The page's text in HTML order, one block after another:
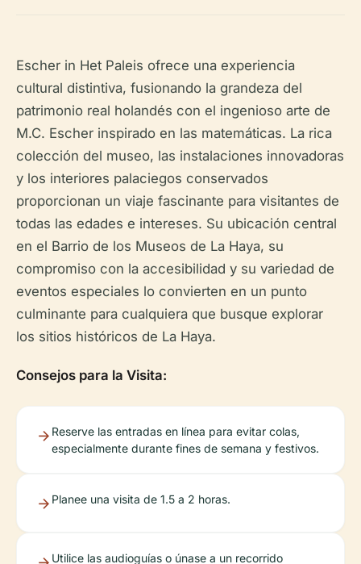
Escher in Het Paleis ofrece una experiencia
cultural distintiva, fusionando la grandeza del
patrimonio real holandés con el ingenioso arte de
M.C. Escher inspirado en las matemáticas. La rica
colección del museo, las instalaciones innovadoras
y los interiores palaciegos conservados
proporcionan un viaje fascinante para visitantes de
todas las edades e intereses. Su ubicación central
en el Barrio de los Museos de La Haya, su
compromiso con la accesibilidad y su variedad de
eventos especiales lo convierten en un punto
culminante para cualquiera que busque explorar
los sitios históricos de La Haya.
Consejos para la Visita:
Reserve las entradas en línea para evitar colas,
especialmente durante fines de semana y festivos.
Planee una visita de 1.5 a 2 horas.
Utilice las audioguías o únase a un recorrido